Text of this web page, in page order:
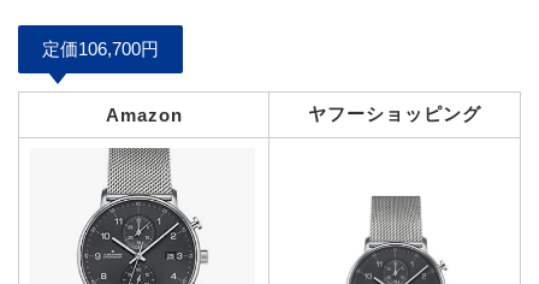
定価106,700円
Amazon ヤフーショッピング